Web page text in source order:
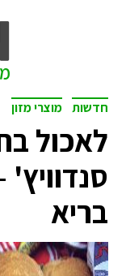
חדשות מוצרי מזון
לאכול
בריא